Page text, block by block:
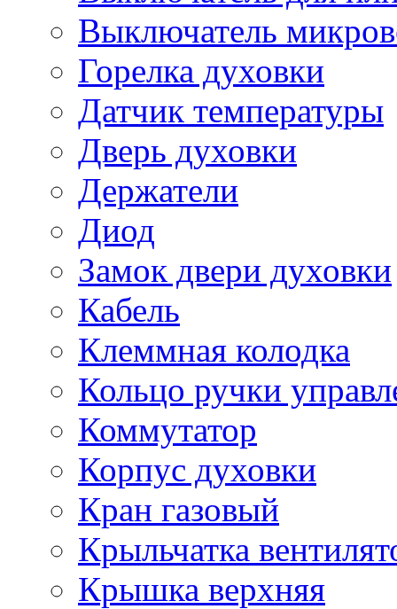
Выключатель
Горелка духовки
Датчик температуры
Дверь духовки
Держатели
Диод
Замок двери духовки
Кабель
Клеммная колодка
Кольцо ручки
Коммутатор
Корпус духовки
Кран газовый
Крыльчатка
Крышка верхняя